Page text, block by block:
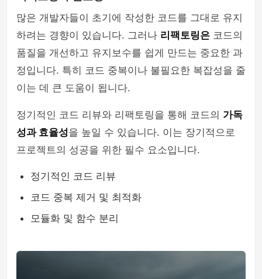
많은 개발자들이 초기에 작성한 코드를 그대로 유지
하려는 경향이 있습니다. 그러나 리팩토링은 코드의
품질을 개선하고 유지보수를 쉽게 만드는 중요한 과
정입니다. 특히 코드 중복이나 불필요한 복잡성을 줄
이는 데 큰 도움이 됩니다.
정기적인 코드 리뷰와 리팩토링을 통해 코드의 가독
성과 효율성을 높일 수 있습니다. 이는 장기적으로
프로젝트의 성공을 위한 필수 요소입니다.
정기적인 코드 리뷰
코드 중복 제거 및 최적화
모듈화 및 함수 분리